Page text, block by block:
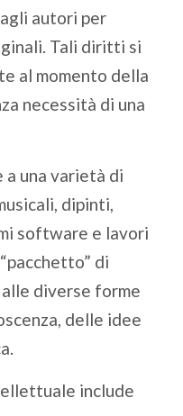
autori per
Tali diritti si
al momento della
necessità di una
una varietà di
dipinti,
software e lavori
di
diverse forme
delle idee
include